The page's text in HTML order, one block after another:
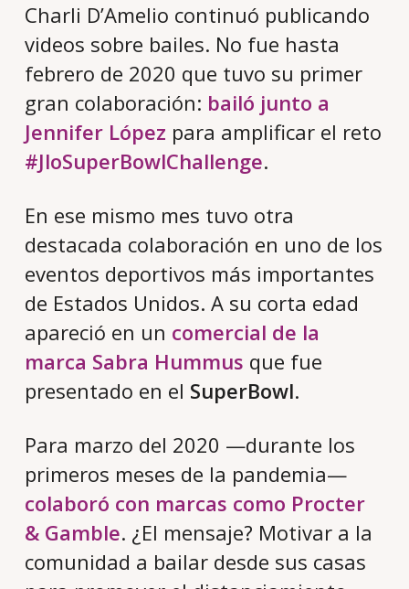
Charli D’Amelio continuó publicando
videos sobre bailes. No fue hasta
febrero de 2020 que tuvo su primer
gran colaboración: bailó junto a
Jennifer López para amplificar el reto
#JloSuperBowlChallenge.
En ese mismo mes tuvo otra
destacada colaboración en uno de los
eventos deportivos más importantes
de Estados Unidos. A su corta edad
apareció en un comercial de la
marca Sabra Hummus que fue
presentado en el SuperBowl.
Para marzo del 2020 —durante los
primeros meses de la pandemia—
colaboró con marcas como Procter
& Gamble. ¿El mensaje? Motivar a la
comunidad a bailar desde sus casas